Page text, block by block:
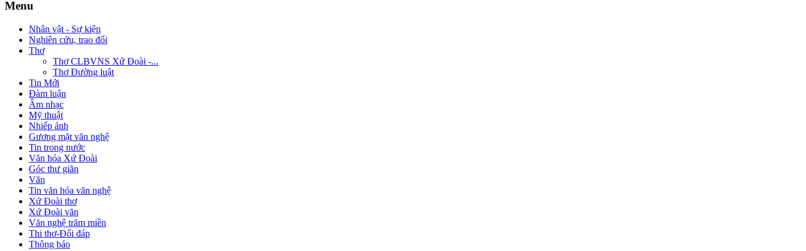
Menu
Nhân vật - Sự kiện
Nghiên cứu, trao đổi
Thơ
Thơ CLBVNS Xứ Đoài -...
Thơ Đường luật
Tin Mới
Đàm luận
Âm nhạc
Mỹ thuật
Nhiếp ảnh
Gương mặt văn nghệ
Tin trong nước
Văn hóa Xứ Đoài
Góc thư giãn
Văn
Tin văn hóa văn nghệ
Xứ Đoài thơ
Xứ Đoài văn
Văn nghệ trăm miền
Thi thơ-Đối đáp
Thông báo